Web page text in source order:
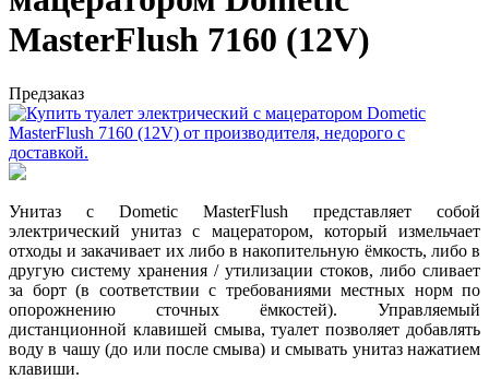
MasterFlush 7160 (12V)
Предзаказ
Унитаз с Dometic MasterFlush представляет собой
электрический унитаз с мацератором, который измельчает
отходы и закачивает их либо в накопительную ёмкость, либо в
другую систему хранения / утилизации стоков, либо сливает
за борт (в соответствии с требованиями местных норм по
опорожнению сточных ёмкостей). Управляемый
дистанционной клавишей смыва, туалет позволяет добавлять
воду в чашу (до или после смыва) и смывать унитаз нажатием
клавиши.